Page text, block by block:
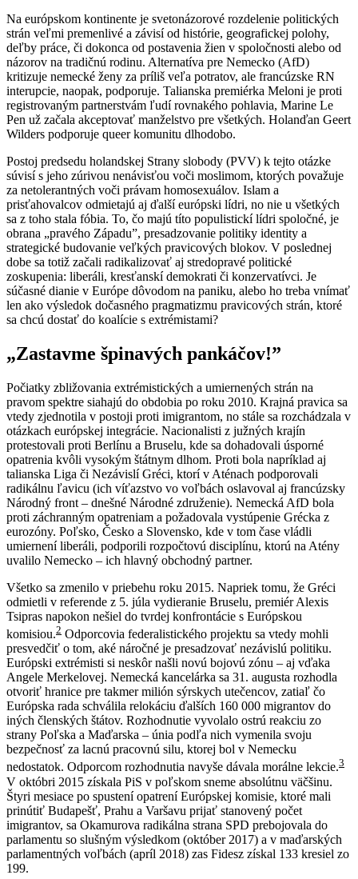
Na európskom kontinente je svetonázorové rozdelenie politických
strán veľmi premenlivé a závisí od histórie, geografickej polohy,
deľby práce, či dokonca od postavenia žien v spoločnosti alebo od
názorov na tradičnú rodinu. Alternatíva pre Nemecko (AfD)
kritizuje nemecké ženy za príliš veľa potratov, ale francúzske RN
interupcie, naopak, podporuje. Talianska premiérka Meloni je proti
registrovaným partnerstvám ľudí rovnakého pohlavia, Marine Le
Pen už začala akceptovať manželstvo pre všetkých. Holanďan Geert
Wilders podporuje queer komunitu dlhodobo.
Postoj predsedu holandskej Strany slobody (PVV) k tejto otázke
súvisí s jeho zúrivou nenávisťou voči moslimom, ktorých považuje
za netolerantných voči právam homosexuálov. Islam a
prisťahovalcov odmietajú aj ďalší európski lídri, no nie u všetkých
sa z toho stala fóbia. To, čo majú títo populistickí lídri spoločné, je
obrana „pravého Západu”, presadzovanie politiky identity a
strategické budovanie veľkých pravicových blokov. V poslednej
dobe sa totiž začali radikalizovať aj stredopravé politické
zoskupenia: liberáli, kresťanskí demokrati či konzervatívci. Je
súčasné dianie v Európe dôvodom na paniku, alebo ho treba vnímať
len ako výsledok dočasného pragmatizmu pravicových strán, ktoré
sa chcú dostať do koalície s extrémistami?
„Zastavme špinavých pankáčov!”
Počiatky zbližovania extrémistických a umiernených strán na
pravom spektre siahajú do obdobia po roku 2010. Krajná pravica sa
vtedy zjednotila v postoji proti imigrantom, no stále sa rozchádzala v
otázkach európskej integrácie. Nacionalisti z južných krajín
protestovali proti Berlínu a Bruselu, kde sa dohadovali úsporné
opatrenia kvôli vysokým štátnym dlhom. Proti bola napríklad aj
talianska Liga či Nezávislí Gréci, ktorí v Aténach podporovali
radikálnu ľavicu (ich víťazstvo vo voľbách oslavoval aj francúzsky
Národný front – dnešné Národné združenie). Nemecká AfD bola
proti záchranným opatreniam a požadovala vystúpenie Grécka z
eurozóny. Poľsko, Česko a Slovensko, kde v tom čase vládli
umiernení liberáli, podporili rozpočtovú disciplínu, ktorú na Atény
uvalilo Nemecko – ich hlavný obchodný partner.
Všetko sa zmenilo v priebehu roku 2015. Napriek tomu, že Gréci
odmietli v referende z 5. júla vydieranie Bruselu, premiér Alexis
Tsipras napokon nešiel do tvrdej konfrontácie s Európskou
komisiou.2 Odporcovia federalistického projektu sa vtedy mohli
presvedčiť o tom, aké náročné je presadzovať nezávislú politiku.
Európski extrémisti si neskôr našli novú bojovú zónu – aj vďaka
Angele Merkelovej. Nemecká kancelárka sa 31. augusta rozhodla
otvoriť hranice pre takmer milión sýrskych utečencov, zatiaľ čo
Európska rada schválila relokáciu ďalších 160 000 migrantov do
iných členských štátov. Rozhodnutie vyvolalo ostrú reakciu zo
strany Poľska a Maďarska – únia podľa nich vymenila svoju
bezpečnosť za lacnú pracovnú silu, ktorej bol v Nemecku
nedostatok. Odporcom rozhodnutia navyše dávala morálne lekcie.3
V októbri 2015 získala PiS v poľskom sneme absolútnu väčšinu.
Štyri mesiace po spustení opatrení Európskej komisie, ktoré mali
prinútiť Budapešť, Prahu a Varšavu prijať stanovený počet
imigrantov, sa Okamurova radikálna strana SPD prebojovala do
parlamentu so slušným výsledkom (október 2017) a v maďarských
parlamentných voľbách (apríl 2018) zas Fidesz získal 133 kresiel zo
199.